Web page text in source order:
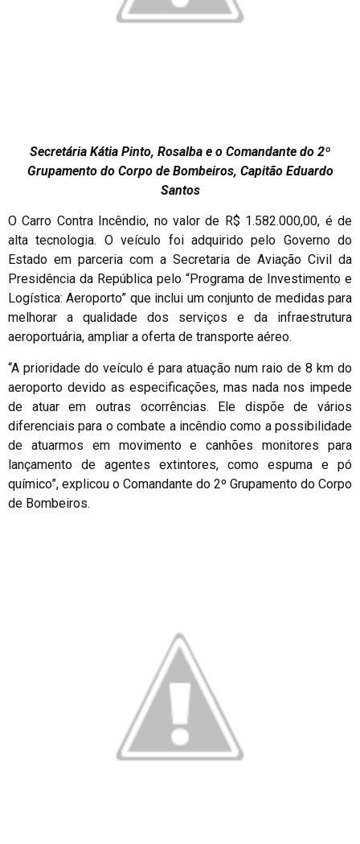
Secretária Kátia Pinto, Rosalba e o Comandante do 2º
Grupamento do Corpo de Bombeiros, Capitão Eduardo
Santos
O Carro Contra Incêndio, no valor de R$ 1.582.000,00, é de
alta tecnologia. O veículo foi adquirido pelo Governo do
Estado em parceria com a Secretaria de Aviação Civil da
Presidência da República pelo “Programa de Investimento e
Logística: Aeroporto” que inclui um conjunto de medidas para
melhorar a qualidade dos serviços e da infraestrutura
aeroportuária, ampliar a oferta de transporte aéreo.
“A prioridade do veículo é para atuação num raio de 8 km do
aeroporto devido as especificações, mas nada nos impede
de atuar em outras ocorrências. Ele dispõe de vários
diferenciais para o combate a incêndio como a possibilidade
de atuarmos em movimento e canhões monitores para
lançamento de agentes extintores, como espuma e pó
químico”, explicou o Comandante do 2º Grupamento do Corpo
de Bombeiros.